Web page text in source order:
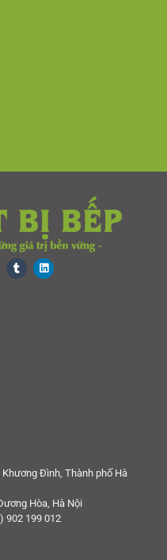
Đình, Thành phố Hà
Hòa, Hà Nội
902 199 012